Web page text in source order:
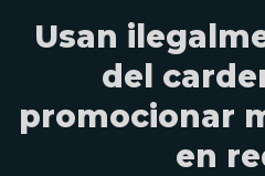
Usan
del
promocionar
en